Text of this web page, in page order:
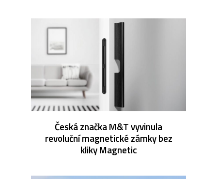
Česká značka M&T vyvinula
revoluční magnetické zámky bez
kliky Magnetic